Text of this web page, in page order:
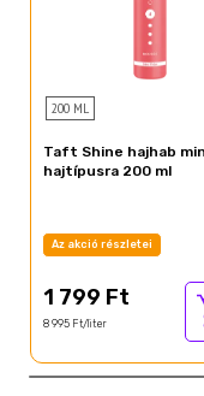
200 ML
Taft Shine hajhab
hajtípusra 200 ml
Az akció részletei
1 799 Ft
8 995 Ft/liter